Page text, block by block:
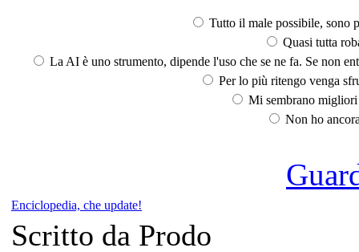
Tutto il male possibile, sono
Quasi tutta
La AI è uno strumento, dipende l'uso che se ne fa. Se non
Per lo più ritengo venga
Mi sembrano
Non ho
Enciclopedia, che update!
Scritto da Prodo